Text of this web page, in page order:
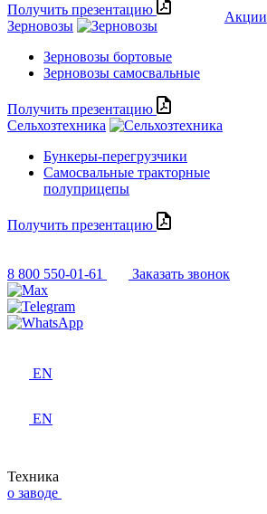
Получить презентацию
Зерновозы
Зерновозы бортовые
Зерновозы самосвальные
Получить презентацию
Сельхозтехника
Бункеры-перегрузчики
Самосвальные тракторные
полуприцепы
Получить презентацию
Акции
8 800 550-01-61 Заказать звонок
EN
EN
Техника
о заводе